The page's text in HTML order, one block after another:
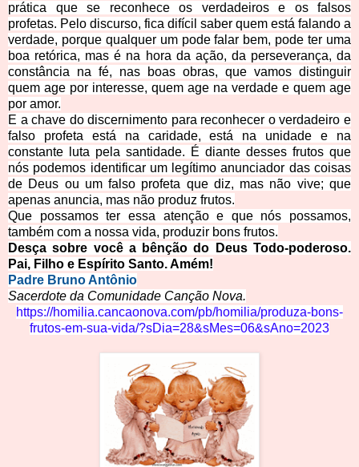
prática que se reconhece os verdadeiros e os falsos
profetas. Pelo discurso, fica difícil saber quem está falando a
verdade, porque qualquer um pode falar bem, pode ter uma
boa retórica, mas é na hora da ação, da perseverança, da
constância na fé, nas boas obras, que vamos distinguir
quem age por interesse, quem age na verdade e quem age
por amor.
E a chave do discernimento para reconhecer o verdadeiro e
falso profeta está na caridade, está na unidade e na
constante luta pela santidade. É diante desses frutos que
nós podemos identificar um legítimo anunciador das coisas
de Deus ou um falso profeta que diz, mas não vive; que
apenas anuncia, mas não produz frutos.
Que possamos ter essa atenção e que nós possamos,
também com a nossa vida, produzir bons frutos.
Desça sobre você a bênção do Deus Todo-poderoso.
Pai, Filho e Espírito Santo. Amém!
Padre Bruno Antônio
Sacerdote da Comunidade Canção Nova.
https://homilia.cancaonova.com/pb/homilia/produza-bons-
frutos-em-sua-vida/?sDia=28&sMes=06&sAno=2023